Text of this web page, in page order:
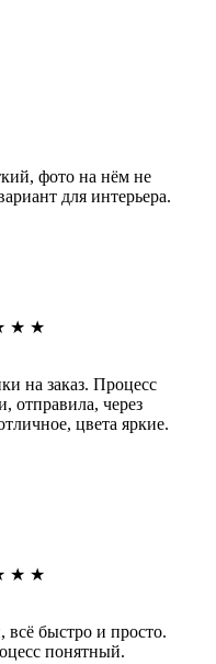
фото на нём не
для интерьера.
★ ★
на заказ. Процесс
отправила, через
цвета яркие.
★ ★
всё быстро и просто.
понятный.